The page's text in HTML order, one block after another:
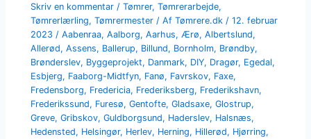
Skriv en kommentar /Tømrer,Tømrerarbejde,
Tømrerlærling,Tømrermester / AfTømrere.dk /12. februar
2023 /Aabenraa,Aalborg,Aarhus, Ærø,Albertslund,
Allerød,Assens, Ballerup, Billund, Bornholm, Brøndby,
Brønderslev, Byggeprojekt, Danmark, DIY, Dragør, Egedal,
Esbjerg, Faaborg-Midtfyn, Fanø, Favrskov, Faxe,
Fredensborg, Fredericia, Frederiksberg, Frederikshavn,
Frederikssund, Furesø,Gentofte,Gladsaxe,Glostrup,
Greve,Gribskov,Guldborgsund, Haderslev, Halsnæs,
Hedensted, Helsingør, Herlev, Herning, Hillerød, Hjørring,